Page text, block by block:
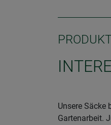
Unsere Säcke
Gartenarbeit.